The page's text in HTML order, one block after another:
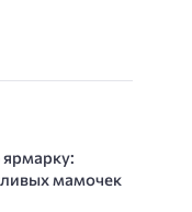
мамочек